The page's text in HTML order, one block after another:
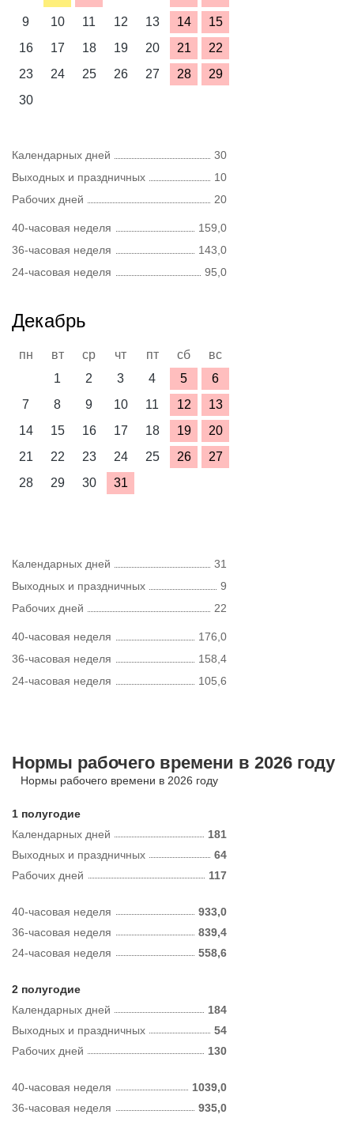
9
10 11 12 13 14
15
16
17 18 19 20 21
22
23
24 25 26 27 28
29
30
Календарных дней
30
Выходных и праздничных
10
Рабочих дней
20
40-часовая неделя
159,0
36-часовая неделя
143,0
24-часовая неделя
95,0
Декабрь
пн вт ср чт пт сб
вс
1
2 3 4 5
6
7
8 9 10 11 12
13
14
15 16 17 18 19
20
21
22 23 24 25 26
27
28
29 30 31
Календарных дней
31
Выходных и праздничных
9
Рабочих дней
22
40-часовая неделя
176,0
36-часовая неделя
158,4
24-часовая неделя
105,6
Нормы рабочего времени в 2026 году
Нормы рабочего времени в 2026 году
1 полугодие
Календарных дней
181
Рабочих дней 117
Выходных и праздничных 64
40-часовая неделя
933,0
36-часовая неделя
839,4
24-часовая неделя
558,6
2 полугодие
Календарных дней
184
Рабочих дней 130
Выходных и праздничных 54
40-часовая неделя
1039,0
36-часовая неделя
935,0